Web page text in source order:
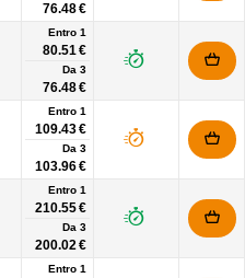
76.48 €
Entro 1
80.51 €
Da 3
76.48 €
Entro 1
109.43 €
Da 3
103.96 €
Entro 1
210.55 €
Da 3
200.02 €
Entro 1